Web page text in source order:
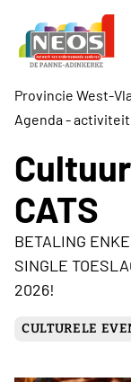
Provincie West-
Agenda -
CATS
BETALING
SINGLE
2026!
CULTURELE